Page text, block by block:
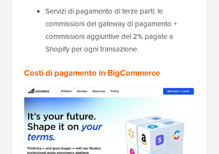
Servizi di pagamento di terze parti: le
commissioni del gateway di pagamento +
commissioni aggiuntive del 2% pagate a
Shopify per ogni transazione.
Costi di pagamento in BigCommerce